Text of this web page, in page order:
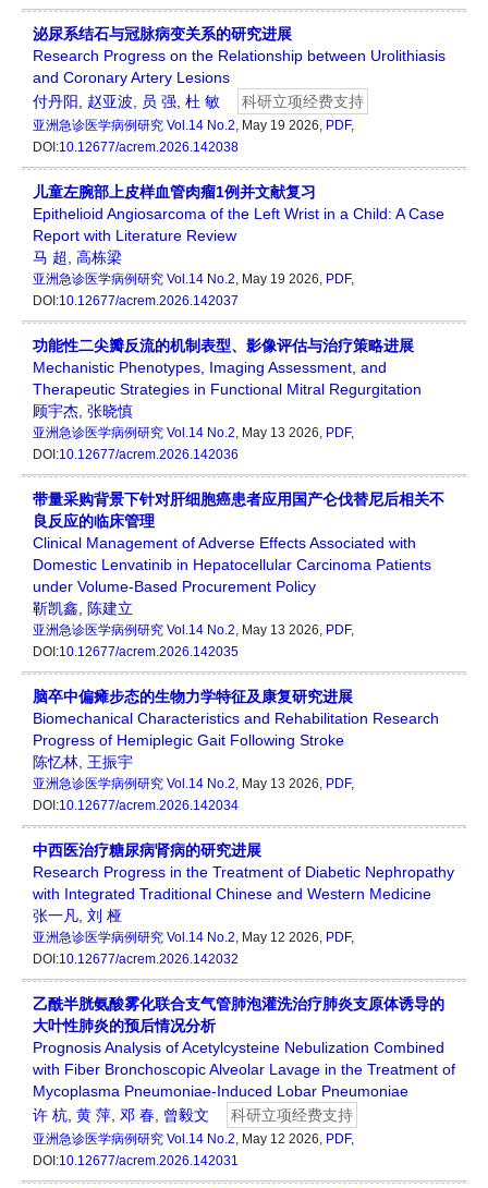
泌尿系结石与冠脉病变关系的研究进展
Research Progress on the Relationship between Urolithiasis
and Coronary Artery Lesions
付丹阳
赵亚波 员 强 杜 敏 科研立项经费支持
亚洲急诊医学病例研究 Vol.14 No.2, May 19 2026, PDF,
DOI:10.12677/acrem.2026.142038
儿童左腕部上皮样血管肉瘤1例并文献复习
Epithelioid Angiosarcoma of the Left Wrist in a Child: A Case
Report with Literature Review
马 超 高栋梁
亚洲急诊医学病例研究 Vol.14 No.2, May 19 2026, PDF,
DOI:10.12677/acrem.2026.142037
功能性二尖瓣反流的机制表型、影像评估与治疗策略进展
Mechanistic Phenotypes, Imaging Assessment, and
Therapeutic Strategies in Functional Mitral Regurgitation
顾宇杰 张晓慎
亚洲急诊医学病例研究 Vol.14 No.2, May 13 2026, PDF,
DOI:10.12677/acrem.2026.142036
带量采购背景下针对肝细胞癌患者应用国产仑伐替尼后相关不
良反应的临床管理
Clinical Management of Adverse Effects Associated with
Domestic Lenvatinib in Hepatocellular Carcinoma Patients
under Volume-Based Procurement Policy
靳凯鑫
陈建立
亚洲急诊医学病例研究 Vol.14 No.2, May 13 2026, PDF,
DOI:10.12677/acrem.2026.142035
脑卒中偏瘫步态的生物力学特征及康复研究进展
Biomechanical Characteristics and Rehabilitation Research
Progress of Hemiplegic Gait Following Stroke
陈忆林 王振宇
亚洲急诊医学病例研究 Vol.14 No.2, May 13 2026, PDF,
DOI:10.12677/acrem.2026.142034
中西医治疗糖尿病肾病的研究进展
Research Progress in the Treatment of Diabetic Nephropathy
with Integrated Traditional Chinese and Western Medicine
张一凡 刘 桠
亚洲急诊医学病例研究 Vol.14 No.2, May 12 2026, PDF,
DOI:10.12677/acrem.2026.142032
乙酰半胱氨酸雾化联合支气管肺泡灌洗治疗肺炎支原体诱导的
大叶性肺炎的预后情况分析
Prognosis Analysis of Acetylcysteine Nebulization Combined
with Fiber Bronchoscopic Alveolar Lavage in the Treatment of
Mycoplasma Pneumoniae-Induced Lobar Pneumoniae
许 杭 黄 萍 邓 春 曾毅文 科研立项经费支持
亚洲急诊医学病例研究 Vol.14 No.2, May 12 2026, PDF,
DOI:10.12677/acrem.2026.142031